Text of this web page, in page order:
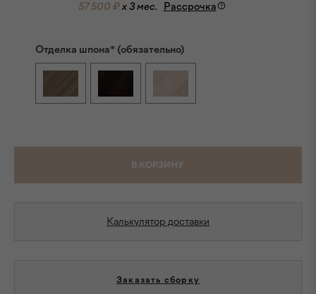
57 500 ₽ x 3 мес. Рассрочка
Отделка шпона* (обязательно)
В КОРЗИНУ
Калькулятор доставки
Заказать сборку